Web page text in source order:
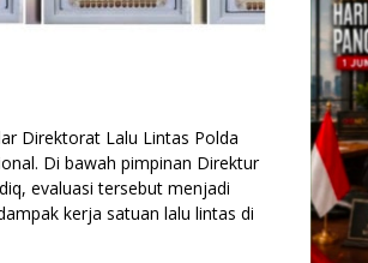
Direktorat Lalu Lintas Polda
Di bawah pimpinan Direktur
evaluasi tersebut menjadi
kerja satuan lalu lintas di